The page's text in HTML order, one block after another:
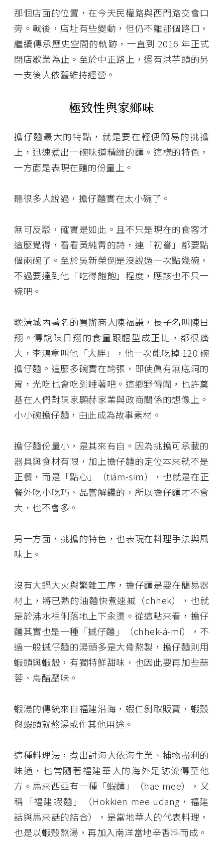
那個店面的位置，在今天民權路與西門路交會口
旁。戰後，店址有些變動，但仍不離那個路口，
繼續傳承歷史空間的軌跡，一直到 2016 年正式
閉店歇業為止。至於中正路上，還有洪芋頭的另
一支後人依舊維持經營。
極致性與家鄉味
擔仔麵最大的特點，就是要在輕便簡易的挑擔
上，迅速煮出一碗味道精緻的麵。這樣的特色，
一方面是表現在麵的份量上。
聽很多人說過，擔仔麵實在太小碗了。
無可反駁，確實是如此。且不只是現在的食客才
這麼覺得，看看黃純靑的詩，連「初嘗」都要點
個兩碗了。至於吳新榮倒是沒說過一次點幾碗，
不過要達到他「吃得飽飽」程度，應該也不只一
碗吧。
晚清城內著名的買辦商人陳福謙，長子名叫陳日
翔。傳說陳日翔的食量跟體型成正比，都很廣
大，李鴻章叫他「大胖」，他一次能吃掉 120 碗
擔仔麵。這麼多碗實在誇張，即使眞有無底洞的
胃，光吃也會吃到睡著吧。這鄉野傳聞，也許奠
基在人們對陳家顯赫家業與政商關係的想像上。
小小碗擔仔麵，由此成為故事素材。
擔仔麵份量小，是其來有自。因為挑擔可承載的
器具與食材有限，加上擔仔麵的定位本來就不是
正餐，而是「點心」（tiám-sim），也就是在正
餐外吃小吃巧、品嘗解饞的，所以擔仔麵才不會
大，也不會多。
另一方面，挑擔的特色，也表現在料理手法與風
味上。
沒有大鍋大火與繁雜工序，擔仔麵是要在簡易器
材上，將已熟的油麵快煮速摵（chhek），也就
是於沸水裡俐落地上下汆燙。從這點來看，擔仔
麵其實也是一種「摵仔麵」（chhek-á-mī），不
過一般摵仔麵的湯頭多是大骨熬製，擔仔麵則用
蝦頭與蝦殼，有獨特鮮甜味，也因此要再加些蒜
蓉、烏醋壓味。
蝦湯的傳統來自福建沿海，蝦仁剝取販賣，蝦殼
與蝦頭就熬湯或作其他用途。
這種料理法，煮出討海人依海生業、捕物盡利的
味道，也常隨著福建華人的海外足跡流傳至他
方。馬來西亞有一種「蝦麵」（hae mee），又
稱「福建蝦麵」（Hokkien mee udang，福建
話與馬來話的結合），是當地華人的代表料理，
也是以蝦殼熬湯，再加入南洋當地辛香料而成。